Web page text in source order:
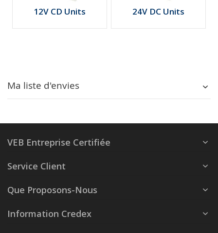
12V CD Units 24V DC Units
Ma liste d'envies
VEB Entreprise Certifiée
Service Client
Que Proposons-Nous
Information Credex